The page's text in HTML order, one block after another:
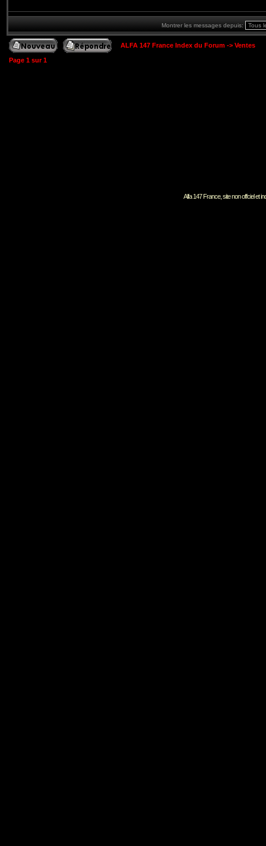
Montrer les messages depuis:
ALFA 147 France Index du Forum -> Ventes
Page 1 sur1
Alfa 147 France, site non offciel et